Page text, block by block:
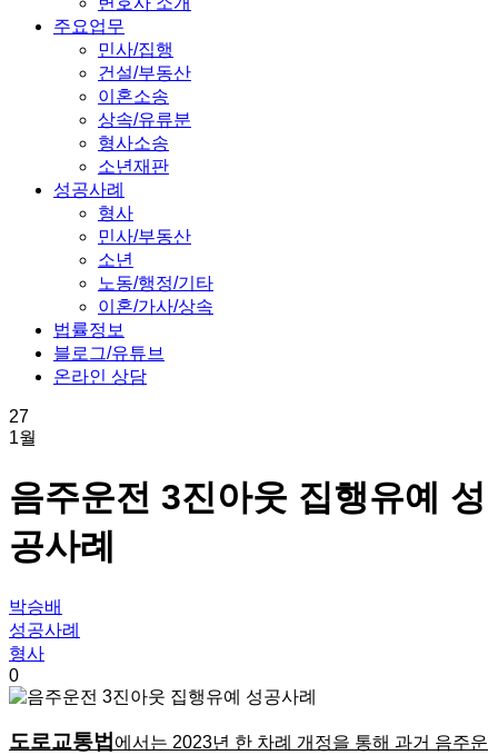
주요업무
민사/집행
건설/부동산
이혼소송
상속/유류분
형사소송
소년재판
성공사례
형사
민사/부동산
소년
노동/행정/기타
이혼/가사/상속
법률정보
블로그/유튜브
온라인 상담
27
1월
음주운전 3진아웃 집행유예 성
공사례
박승배
성공사례
형사
0
도로교통법 에서는 2023년 한 차례 개정을 통해 과거 음주운